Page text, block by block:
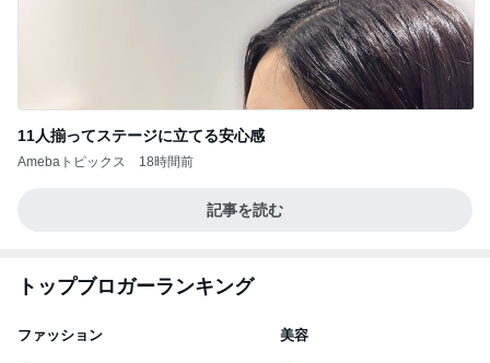
11人揃ってステージに立てる安心感
Amebaトピックス 18時間前
記事を読む
トップブロガーランキング
ファッション 美容